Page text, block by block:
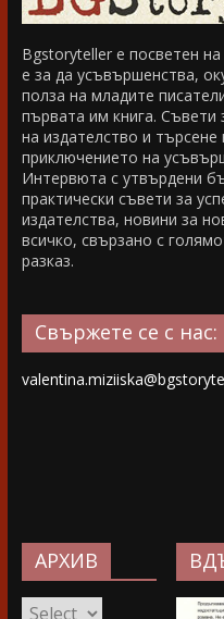
Bgstoryteller е посветен
е за да усъвършенства,
полза на младите
първата им книга. Съвети
на издателство и
приключението на
Интервюта с утвърдени
практически съвети за
издателства, новини за
всичко, свързано с
разказ.
Свържете се с нас:
АРХИВ
АРХИВ